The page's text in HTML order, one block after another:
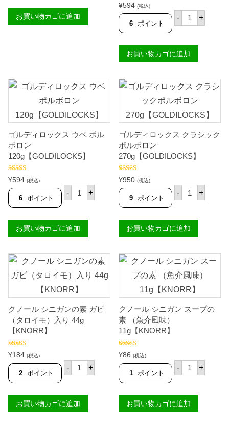
A
N
G
個
ン
ゴ
ス
【
A
K
T
A
】
個
お買い物カゴに追加
5段階中
4.71 の評価
¥594 (税込)
6 ポイント
- ゴ
ル
ロ
ッ
ク
ポ
ル
ロ
ン
カ
ュ
ナ
ッ
1
5
【
G
O
I
L
O
K
S
】
+
お買い物カゴに追加
ゴルディロックス ウベ ポル
ボロン
120g【GOLDILOCKS】
5段階中
4.50 の評価
¥594 (税込)
6 ポイント
- ゴ
ル
ロ
ッ
ク
ウ
ベ
ポ
ル
ボ
ロ
1
2
O
D
L
O
C
+
お買い物カゴに追加
ゴルディロックス クラシック
ポルボロン
270g【GOLDILOCKS】
5段階中
4.80の評価
¥950 (税込)
9 ポイント
- ゴ
ル
ロ
ッ
ク
ク
ラ
シ
ッ
ク
ポ
ボ
g
【
G
L
D
I
+
お買い物カゴに追加
クノール シニガンの素 ガビ
（タロイモ）入り 44g
【KNORR】
5段階中5.00
の評価
¥184 (税込)
2 ポイント
- ク
ノ
シ
ニ
ガ
+
お買い物カゴに追加
クノール シニガン スープの
素 （魚介風味）
11g【KNORR】
5段階
中3.00
の評価
¥86 (税込)
1 ポイント
- ク
ノ
シ
ニ
ガ
+
お買い物カゴに追加